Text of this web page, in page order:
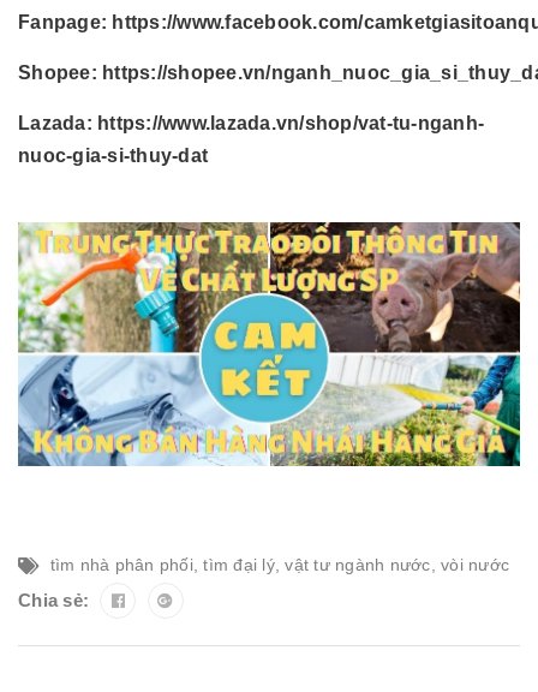
Fanpage: https://www.facebook.com/
Shopee: https://shopee.vn/
Lazada: https://www.lazada.vn/shop/vat-tu-nganh-
nuoc-gia-si-thuy-dat
tìm nhà phân phối ,tìm đại lý,vật tư ngành nước vòi nước
Chia sẻ: